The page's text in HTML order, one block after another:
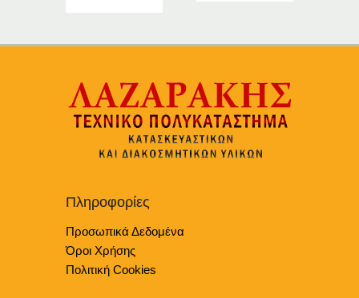
πολλαπλές
παραλλαγές.
μπορούν
επιλεγούν
σελίδα
του
προϊόντος
Πληροφορίες
Προσωπικά Δεδομένα
Όροι Χρήσης
Πολιτική Cookies